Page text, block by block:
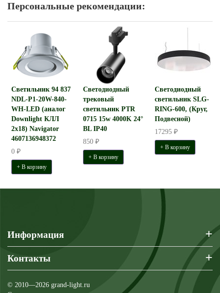
Персональные рекомендации:
Светильник 94 837
NDL-P1-20W-840-
WH-LED (аналог
Downlight КЛЛ
2х18) Navigator
4607136948372
0 ₽
+ В корзину
Светодиодный
трековый
светильник PTR
0715 15w 4000K 24°
BL IP40
850 ₽
+ В корзину
Светодиодный
светильник SLG-
RING-600, (Круг,
Подвесной)
17295 ₽
+ В корзину
Информация +
Контакты +
© 2010—2026 grand-light.ru